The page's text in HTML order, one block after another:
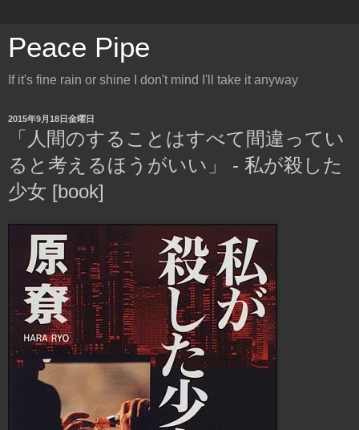
Peace Pipe
If it's fine rain or shine I don't mind I'll take it anyway
2015年9月18日金曜日
「人間のすることはすべて間違ってい
ると考えるほうがいい」 - 私が殺した
少女 [book]